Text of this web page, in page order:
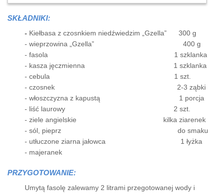
SKŁADNIKI:
- Kiełbasa z czosnkiem niedźwiedzim „Gzella” 300 g
- wieprzowina „Gzella” 400 g
- fasola 1 szklanka
- kasza jęczmienna 1 szklanka
- cebula 1 szt.
- czosnek 2-3 ząbki
- włoszczyzna z kapustą 1 porcja
- liść laurowy 2 szt.
- ziele angielskie kilka ziarenek
- sól, pieprz do smaku
- utłuczone ziarna jałowca 1 łyżka
- majeranek
PRZYGOTOWANIE:
Umytą fasolę zalewamy 2 litrami przegotowanej wody i